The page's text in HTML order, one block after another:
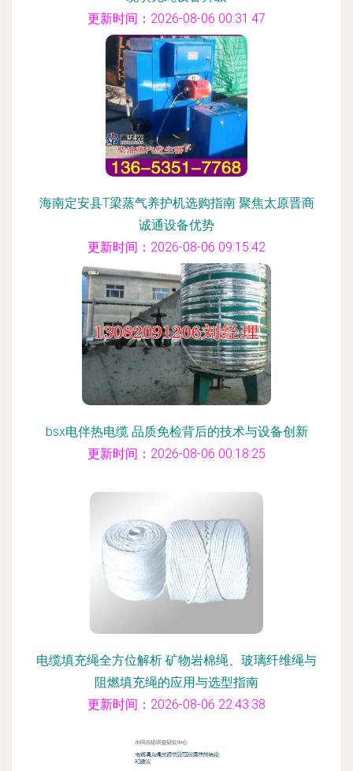
更新时间：2026-08-06 00:31:47
海南定安县T梁蒸气养护机选购指南 聚焦太原晋商
诚通设备优势
更新时间：2026-08-06 09:15:42
bsx电伴热电缆 品质免检背后的技术与设备创新
更新时间：2026-08-06 00:18:25
电缆填充绳全方位解析 矿物岩棉绳、玻璃纤维绳与
阻燃填充绳的应用与选型指南
更新时间：2026-08-06 22:43:38